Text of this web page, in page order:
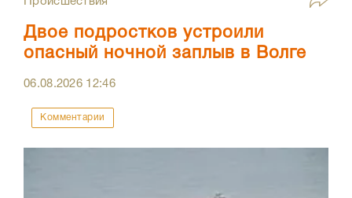
Двое подростков устроили
опасный ночной заплыв в Волге
06.08.2026 12:46
Комментарии